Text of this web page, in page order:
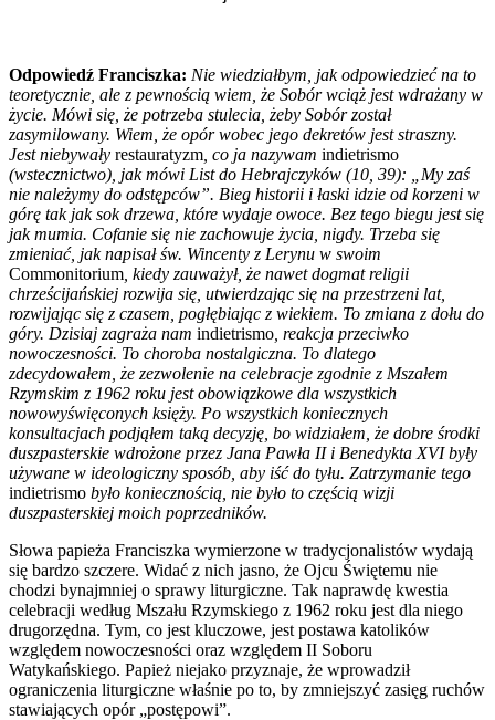
Odpowiedź Franciszka: Nie wiedziałbym, jak odpowiedzieć na to
teoretycznie, ale z pewnością wiem, że Sobór wciąż jest wdrażany w
życie. Mówi się, że potrzeba stulecia, żeby Sobór został
zasymilowany. Wiem, że opór wobec jego dekretów jest straszny.
Jest niebywały restauratyzm , co ja nazywam indietrismo
(wstecznictwo), jak mówi List do Hebrajczyków (10, 39): „My zaś
nie należymy do odstępców”. Bieg historii i łaski idzie od korzeni w
górę tak jak sok drzewa, które wydaje owoce. Bez tego biegu jest się
jak mumia. Cofanie się nie zachowuje życia, nigdy. Trzeba się
zmieniać, jak napisał św. Wincenty z Lerynu w swoim
Commonitorium , kiedy zauważył, że nawet dogmat religii
chrześcijańskiej rozwija się, utwierdzając się na przestrzeni lat,
rozwijając się z czasem, pogłębiając z wiekiem. To zmiana z dołu do
góry. Dzisiaj zagraża nam indietrismo , reakcja przeciwko
nowoczesności. To choroba nostalgiczna. To dlatego
zdecydowałem, że zezwolenie na celebracje zgodnie z Mszałem
Rzymskim z 1962 roku jest obowiązkowe dla wszystkich
nowowyświęconych księży. Po wszystkich koniecznych
konsultacjach podjąłem taką decyzję, bo widziałem, że dobre środki
duszpasterskie wdrożone przez Jana Pawła II i Benedykta XVI były
używane w ideologiczny sposób, aby iść do tyłu. Zatrzymanie tego
indietrismo było koniecznością, nie było to częścią wizji
duszpasterskiej moich poprzedników.
Słowa papieża Franciszka wymierzone w tradycjonalistów wydają
się bardzo szczere. Widać z nich jasno, że Ojcu Świętemu nie
chodzi bynajmniej o sprawy liturgiczne. Tak naprawdę kwestia
celebracji według Mszału Rzymskiego z 1962 roku jest dla niego
drugorzędna. Tym, co jest kluczowe, jest postawa katolików
względem nowoczesności oraz względem II Soboru
Watykańskiego. Papież niejako przyznaje, że wprowadził
ograniczenia liturgiczne właśnie po to, by zmniejszyć zasięg ruchów
stawiających opór „postępowi”.